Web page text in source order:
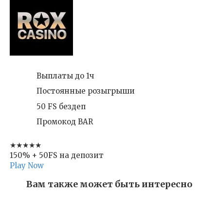
Выплаты до 1ч
Постоянные розыгрыши
50 FS бездеп
Промокод BAR
★★★★★
150% + 50FS на депозит
Play Now
Вам также может быть интересно